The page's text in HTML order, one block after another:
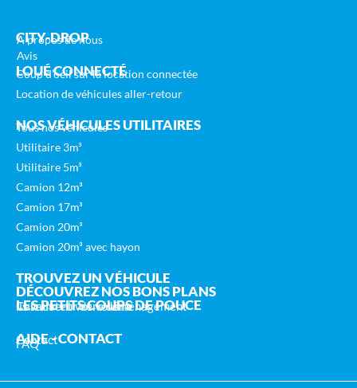
CITY-DROP
A propos de nous
Avis
LOUÉ CONNECTÉ
Coup d’oeil sur la location connectée
Location de véhicules aller-retour
NOS VÉHICULES UTILITAIRES
Tous nos véhicules
Utilitaire 3m³
Utilitaire 5m³
Camion 12m³
Camion 17m³
Camion 20m³
Camion 20m³ avec hayon
TROUVEZ UN VÉHICULE
DÉCOUVREZ NOS BONS PLANS
LES PETITS COUPS DE POUCE
lls sauvent votre déménagement
Calculateur de volume
AIDE - CONTACT
Contact
FAQ